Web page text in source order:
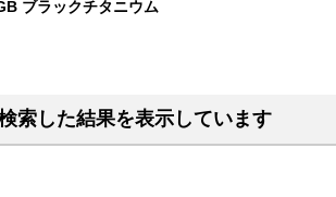
ブラックチタニウム
索した結果を表示しています